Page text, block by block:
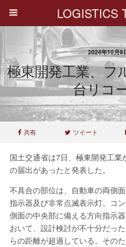
LOGISTICS
2024年10月8
極東開発工業、フ
台リコ
共有 ツイート
国土交通省は7日、極東開発工
の届出があったと発表した。
不具合の部位は、自動車の両側
指示器及び非常点滅表示灯。コ
側面の中央部に備える方向指示
おいて、設計検討が不十分だっ
らの距離が超過している。その